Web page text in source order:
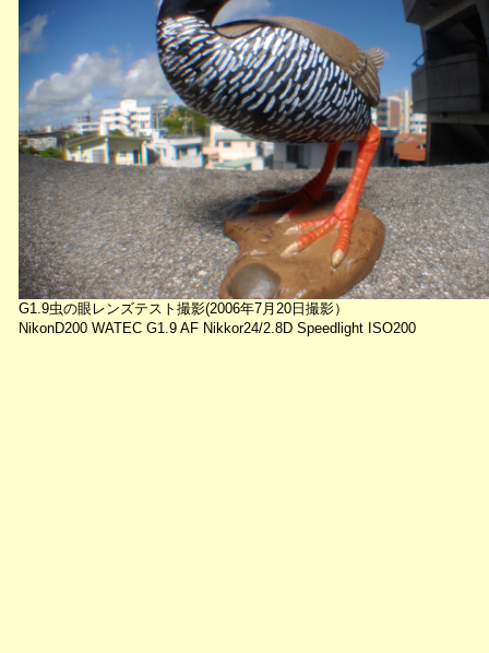
G1.9虫の眼レンズテスト撮影(2006年7月20日撮影）
NikonD200 WATEC G1.9 AF Nikkor24/2.8D Speedlight ISO200